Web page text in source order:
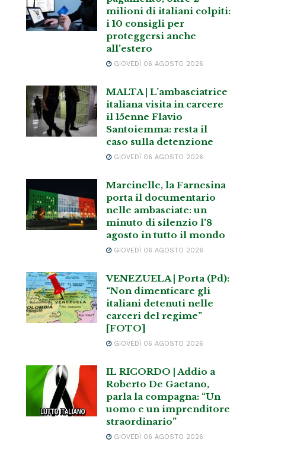
milioni di italiani colpiti:
i 10 consigli per
proteggersi anche
all’estero
GIOVEDÌ 06 AGOSTO 2026
MALTA | L’ambasciatrice
italiana visita in carcere
il 15enne Flavio
Santoiemma: resta il
caso sulla detenzione
GIOVEDÌ 06 AGOSTO 2026
Marcinelle, la Farnesina
porta il documentario
nelle ambasciate: un
minuto di silenzio l’8
agosto in tutto il mondo
GIOVEDÌ 06 AGOSTO 2026
VENEZUELA | Porta (Pd):
“Non dimenticare gli
italiani detenuti nelle
carceri del regime”
[FOTO]
GIOVEDÌ 06 AGOSTO 2026
IL RICORDO | Addio a
Roberto De Gaetano,
parla la compagna: “Un
uomo e un imprenditore
straordinario”
GIOVEDÌ 06 AGOSTO 2026